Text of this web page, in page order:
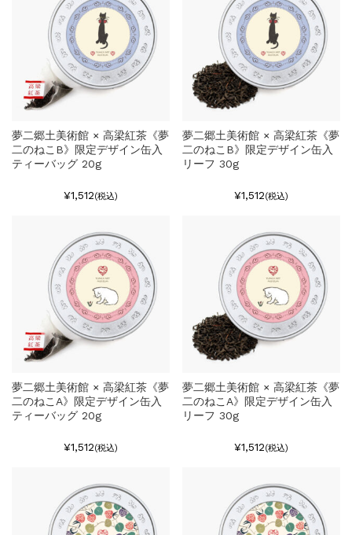
夢二郷土美術館 × 高梁紅茶《夢
二のねこB》限定デザイン缶入
ティーバッグ 20g
¥1,512(税込)
夢二郷土美術館 × 高梁紅茶《夢
二のねこB》限定デザイン缶入
リーフ 30g
¥1,512(税込)
夢二郷土美術館 × 高梁紅茶《夢
二のねこA》限定デザイン缶入
ティーバッグ 20g
¥1,512(税込)
夢二郷土美術館 × 高梁紅茶《夢
二のねこA》限定デザイン缶入
リーフ 30g
¥1,512(税込)